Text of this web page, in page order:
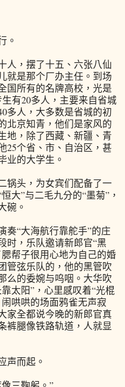
。
，摆了十五、六张八仙
就是那个厂办主任。到场
国所有的名牌高校，光是
有20多人，主要来自省城
多人，大多数是省城的初
北京知青，他们是家风的
地，除了西藏、新疆、青
25个省、市、自治区，甚
业的大学生。
头，为女宾们配备了一
大”与二毛九分的“墨菊”，
碗。
“大海航行靠舵手”的庄
时，乐队邀请新郎官“黑
帮子很用心地为自己的婚
管弦乐队的，他的黑管吹
么的委婉与呜咽。大华吹
太阳”，心里感叹着“光棍
哄哄的场面鸦雀无声寂
家全都说今晚的新郎官真
裤腿像铁路轨道，人就显
而起。